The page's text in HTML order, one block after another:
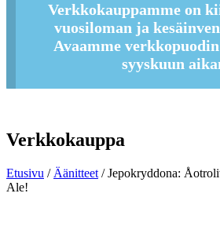
Verkkokauppamme on
vuosiloman ja
Avaamme
syyskuun
Verkkokauppa
Etusivu / Äänitteet / Jepokryddona:
Ale!